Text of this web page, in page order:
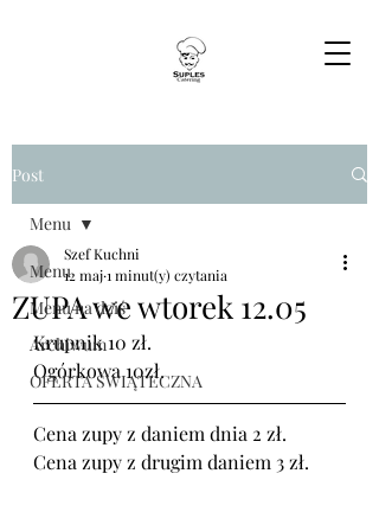
Post
Menu
Menu na dziś
Archiwum
OFERTA ŚWIĄTECZNA
Menu
ZUPA we wtorek 12.05
Szef Kuchni
12 maj1 minut(y) czytania
Krupnik 10 zł.
Ogórkowa 10zł.
Cena zupy z daniem dnia 2 zł.
Cena zupy z drugim daniem 3 zł.